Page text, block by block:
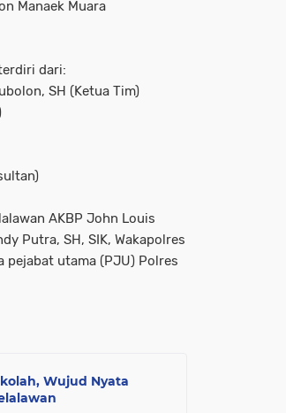
Manaek Muara
dari:
SH (Ketua Tim)
AKBP John Louis
Putra, SH, SIK, Wakapolres
pejabat utama (PJU) Polres
Wujud Nyata